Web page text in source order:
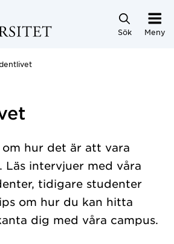
Sök Meny
om hur det är att vara
Läs intervjuer med våra
tidigare studenter
om hur du kan hitta
dig med våra campus.